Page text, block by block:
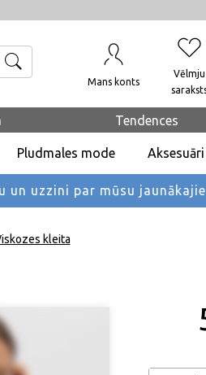
Meklēt
Mans konts
Vēlmju
Pludmales mode Aksesuāri
Tendences
un uzzini par mūsu
kleita